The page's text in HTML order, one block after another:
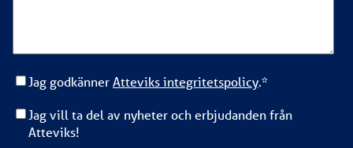
Jag godkännerAtteviks integritetspolicy.*
Jag vill ta del av nyheter och erbjudanden från
Atteviks!